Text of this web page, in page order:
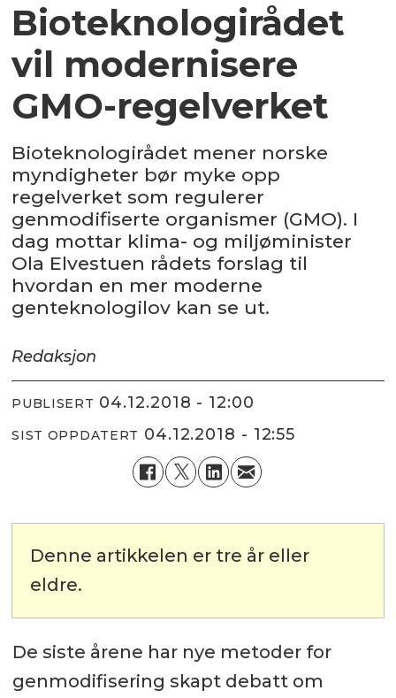
Bioteknologirådet
vil modernisere
GMO-regelverket
Bioteknologirådet mener norske
myndigheter bør myke opp
regelverket som regulerer
genmodifiserte organismer (GMO). I
dag mottar klima- og miljøminister
Ola Elvestuen rådets forslag til
hvordan en mer moderne
genteknologilov kan se ut.
Redaksjon
PUBLISERT 04.12.2018 - 12:00
SIST OPPDATERT 04.12.2018 - 12:55
Denne artikkelen er tre år eller
eldre.
De siste årene har nye metoder for
genmodifisering skapt debatt om